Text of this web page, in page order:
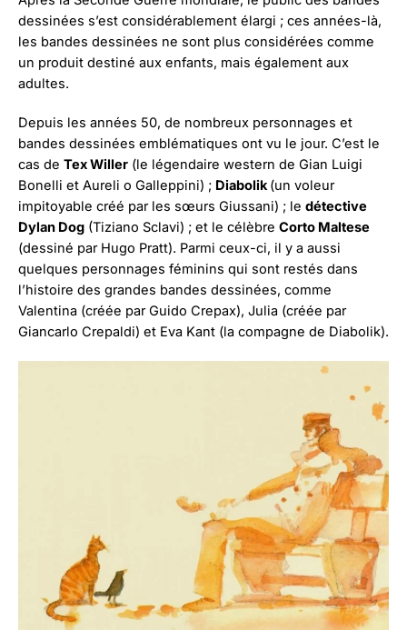
dessinées s’est considérablement élargi ; ces années-là,
les bandes dessinées ne sont plus considérées comme
un produit destiné aux enfants, mais également aux
adultes.
Depuis les années 50, de nombreux personnages et
bandes dessinées emblématiques ont vu le jour. C’est le
cas de Tex Willer (le légendaire western de Gian Luigi
Bonelli et Aureli o Galleppini) ; Diabolik(un voleur
impitoyable créé par les sœurs Giussani) ; le détective
Dylan Dog (Tiziano Sclavi) ; et le célèbre Corto Maltese
(dessiné par Hugo Pratt). Parmi ceux-ci, il y a aussi
quelques personnages féminins qui sont restés dans
l’histoire des grandes bandes dessinées, comme
Valentina (créée par Guido Crepax), Julia (créée par
Giancarlo Crepaldi) et Eva Kant (la compagne de Diabolik).